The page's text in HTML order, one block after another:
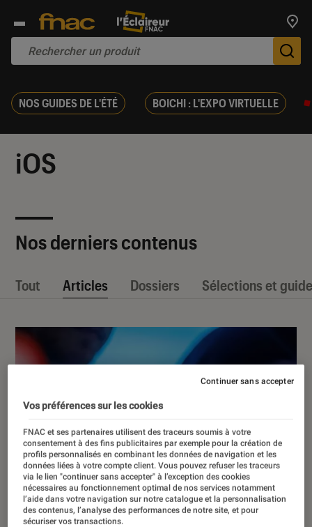
NOS GUIDES DE L'ÉTÉ BOICHI : L'EXPO VIRTUELLE
iOS
Nos derniers contenus
Tout Articles Dossiers Sélections et
Vos préférences sur les cookies
FNAC et ses partenaires utilisent des traceurs soumis à votre
consentement à des fins publicitaires par exemple pour la création de
profils personnalisés en combinant les données de navigation et les
données liées à votre compte client. Vous pouvez refuser les traceurs
via le lien "continuer sans accepter" à l’exception des cookies
nécessaires au fonctionnement optimal de nos services notamment
l’aide dans votre navigation sur notre catalogue et la personnalisation
des contenus, l’analyse des performances de notre site, et pour
sécuriser vos transactions.
Continuer sans accepter